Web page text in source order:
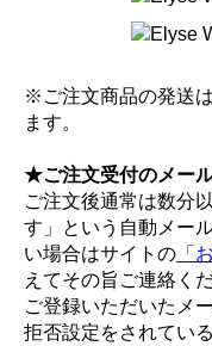
※ご注文商品の発送
ます。
★ご注文受付のメー
ご注文後通常は数分
す」という自動メー
い場合はサイトの 「
えてその旨ご連絡くだ
ご登録いただいたメ
拒否設定をされてい